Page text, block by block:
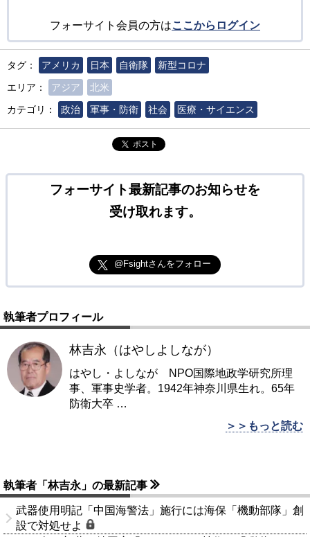
フォーサイト会員の方はここからログイン
タグ： アメリカ 日本 自衛隊
新型コロナ
エリア：
アジア
北米
カテゴリ：
政治 軍事・防衛 社会 医療・サイエンス
ポスト
フォーサイト最新記事のお知らせを
受け取れます。
@Fsightさんをフォロー
執筆者プロフィール
林吉永（はやしよしなが）
はやし・よしなが NPO国際地政学研究所理
事、軍事史学者。1942年神奈川県生れ。65年
防衛大卒 …
＞＞もっと読む
執筆者「林吉永」の最新記事
武器使用明記「中国海警法」施行には海保「機動部隊」創
設で対処せよ